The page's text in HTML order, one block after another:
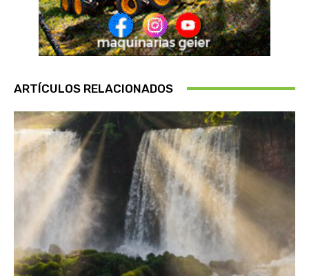
ARTÍCULOS RELACIONADOS